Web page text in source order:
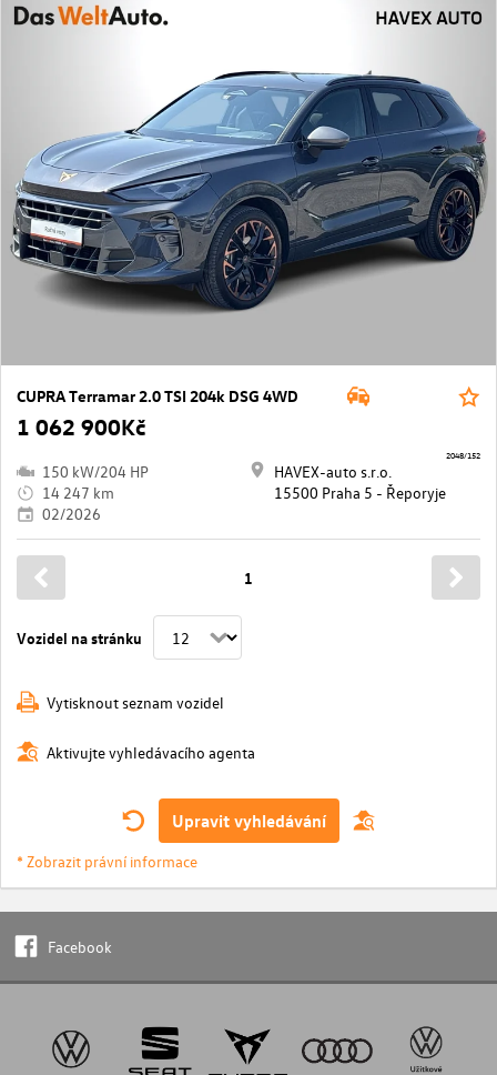
CUPRA Terramar 2.0 TSI 204k DSG 4WD
1 062 900Kč
150 kW/204 HP
14 247 km
02/2026
HAVEX-auto s.r.o.
15500 Praha 5 - Řeporyje
2048/152
Vozidel na stránku
1
Vytisknout seznam vozidel
Aktivujte vyhledávacího agenta
Upravit vyhledávání
* Zobrazit právní informace
Facebook